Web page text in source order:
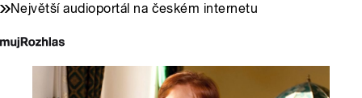
Největší audioportál na českém internetu